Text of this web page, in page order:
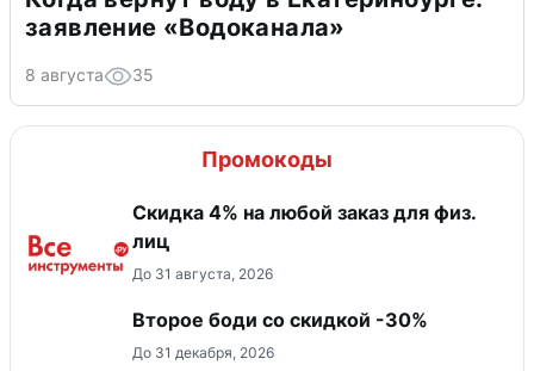
заявление «Водоканала»
8 августа 35
Промокоды
Скидка 4% на любой заказ для физ.
лиц
До 31 августа, 2026
Второе боди со скидкой -30%
До 31 декабря, 2026